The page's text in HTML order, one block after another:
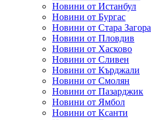
Новини от Истанбул
Новини от Бургас
Новини от Стара Загора
Новини от Пловдив
Новини от Хасково
Новини от Сливен
Новини от Кърджали
Новини от Смолян
Новини от Пазарджик
Новини от Ямбол
Новини от Ксанти